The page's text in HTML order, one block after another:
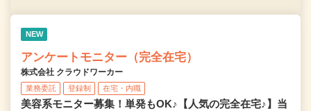
NEW
アンケートモニター（完全在宅）
株式会社 クラウドワーカー
業務委託 登録制 在宅・内職
美容系モニター募集！単発もOK♪【人気の完全在宅♪】当